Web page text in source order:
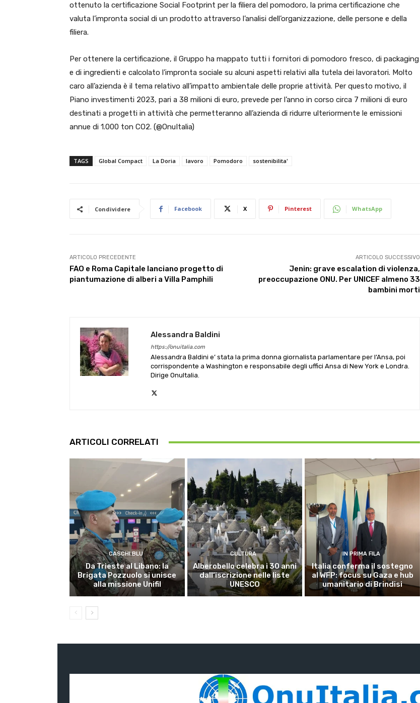
ottenuto la certificazione Social Footprint per la filiera del pomodoro, la prima certificazione che
valuta l’impronta social di un prodotto attraverso l’analisi dell’organizzazione, delle persone e della
filiera.
Per ottenere la certificazione, il Gruppo ha mappato tutti i fornitori di pomodoro fresco, di packaging
e di ingredienti e calcolato l’impronta sociale su alcuni aspetti relativi alla tutela dei lavoratori. Molto
caro all’azienda è il tema relativo all’impatto ambientale delle proprie attività. Per questo motivo, il
Piano investimenti 2023, pari a 38 milioni di euro, prevede per l’anno in corso circa 7 milioni di euro
destinati a progetti in attività che permetteranno all’azienda di ridurre ulteriormente le emissioni
annue di 1.000 ton CO2. (@OnuItalia)
TAGS Global Compact La Doria lavoro Pomodoro sostenibilita'
Condividere Facebook X Pinterest WhatsApp
ARTICOLO PRECEDENTE
FAO e Roma Capitale lanciano progetto di
piantumazione di alberi a Villa Pamphili
ARTICOLO SUCCESSIVO
Jenin: grave escalation di violenza,
preoccupazione ONU. Per UNICEF almeno 33
bambini morti
Alessandra Baldini
https://onuitalia.com
Alessandra Baldini e’ stata la prima donna giornalista parlamentare per l’Ansa, poi
corrispondente a Washington e responsabile degli uffici Ansa di New York e Londra.
Dirige OnuItalia.
ARTICOLI CORRELATI
CASCHI BLU
Da Trieste al Libano: la
Brigata Pozzuolo si unisce
alla missione Unifil
CULTURA
Alberobello celebra i 30 anni
dall’iscrizione nelle liste
UNESCO
IN PRIMA FILA
Italia conferma il sostegno
al WFP: focus su Gaza e hub
umanitario di Brindisi